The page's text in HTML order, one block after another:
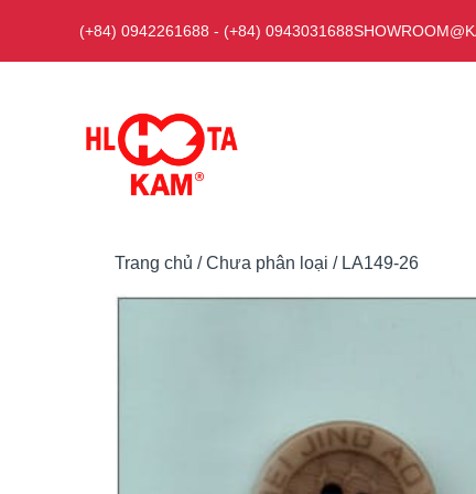
nội
(+84) 0942261688 - (+84) 0943031688
Trang chủ /Chưa phân loại / LA149-26